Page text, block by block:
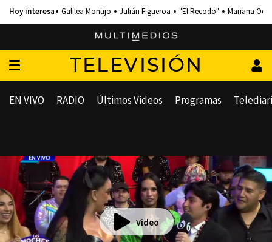
Galilea Montijo Julián Figueroa "El Recodo" Mariana
TELEVISIÓN
EN VIVO RADIO Últimos Videos Programas
Video